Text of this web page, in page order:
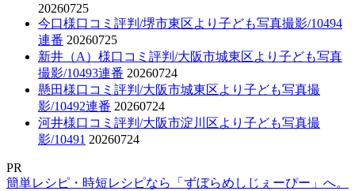
20260725
今口様口コミ評判/堺市東区より子ども写真撮影/10494
連番 20260725
新井（A）様口コミ評判/大阪市城東区より子ども写真
撮影/10493連番 20260724
懸田様口コミ評判/大阪市城東区より子ども写真撮
影/10492連番 20260724
河井様口コミ評判/大阪市淀川区より子ども写真撮
影/10491 20260724
PR
簡単レシピ・時短レシピなら「ずぼらめしじぇーぴー」へ。